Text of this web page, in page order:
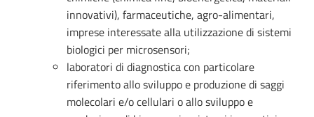
innovativi), farmaceutiche, agro-alimentari,
imprese interessate alla utilizzazione di sistemi
biologici per microsensori;
laboratori di diagnostica con particolare
riferimento allo sviluppo e produzione di saggi
molecolari e/o cellulari o allo sviluppo e